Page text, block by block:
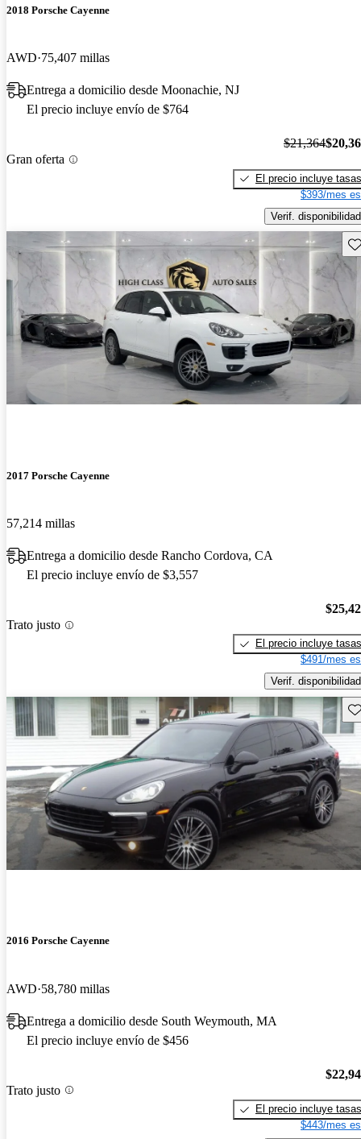
2018 Porsche Cayenne
AWD 75,407 millas
Entrega a domicilio desde Moonachie, NJ
El precio incluye envío de $764
Gran oferta
$21,364
El precio incluye tasas
$393/mes
Verif. disponibilidad
2017 Porsche Cayenne
57,214 millas
Entrega a domicilio desde Rancho Cordova, CA
El precio incluye envío de $3,557
Trato justo
El precio incluye tasas
$491/mes
Verif. disponibilidad
2016 Porsche Cayenne
AWD 58,780 millas
Entrega a domicilio desde South Weymouth, MA
El precio incluye envío de $456
Trato justo
El precio incluye tasas
$443/mes